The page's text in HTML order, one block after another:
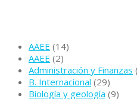
AAEE (14)
AAEE (2)
Administración y Finanzas
B. Internacional (29)
Biología y geología (9)